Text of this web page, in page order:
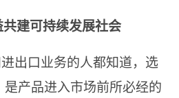
建可持续发展社会
出口业务的人都知道，选
产品进入市场前所必经的